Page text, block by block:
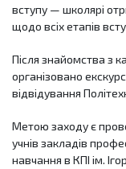
вступу — школярі
щодо всіх етапів
Після знайомства з
організовано
відвідування
Метою заходу є
учнів закладів
навчання в КПІ ім.